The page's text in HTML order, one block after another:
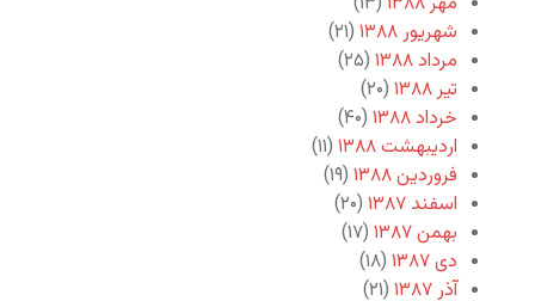
شهریور ۱۳۸۸
(۲۱)
مرداد ۱۳۸۸
(۲۵)
تیر ۱۳۸۸
(۲۰)
خرداد ۱۳۸۸
(۴۰)
اردیبهشت ۱۳۸۸
(۱۱)
فروردین ۱۳۸۸
(۱۹)
اسفند ۱۳۸۷
(۲۰)
بهمن ۱۳۸۷
(۱۷)
دی ۱۳۸۷
(۱۸)
آذر ۱۳۸۷
(۲۱)